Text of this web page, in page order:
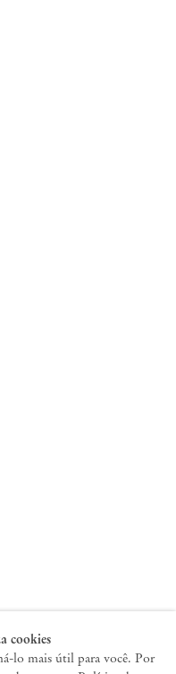
cookies
lo mais útil para você. Por